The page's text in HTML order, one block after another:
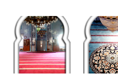
farkında olarak Cami halısı ve
"TAÇ HALI"
İbadethanelerimiz olan cami
halı ihtiyaçlarınıza çözüm